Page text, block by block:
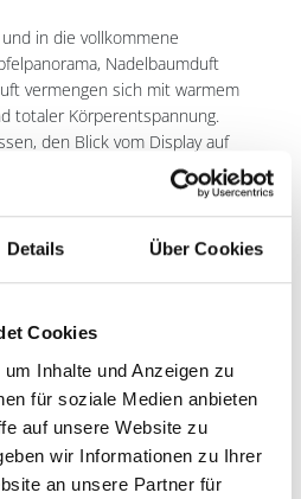
Details Über Cookies
Cookies
Inhalte und Anzeigen zu
für soziale Medien anbieten
auf unsere Website zu
wir Informationen zu Ihrer
an unsere Partner für
in die vollkommene
Nadelbaumduft
vermengen sich mit warmem
totaler Körperentspannung.
den Blick vom Display auf
und sich unbekümmert
So herrlich, so verdient.
Pool
Angel"
pro Erwachsenem